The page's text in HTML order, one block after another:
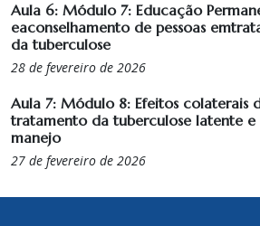
Aula 6: Módulo 7: Educação
eaconselhamento de pessoas
da tuberculose
28 de fevereiro de 2026
Aula 7: Módulo 8: Efeitos colaterais
tratamento da tuberculose latente e
manejo
27 de fevereiro de 2026